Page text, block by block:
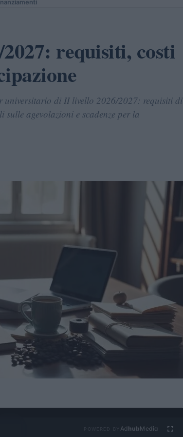
requisiti, costi
universitario di II livello 2026/2027: requisiti di
sulle agevolazioni e scadenze per la
Ad hubMedia